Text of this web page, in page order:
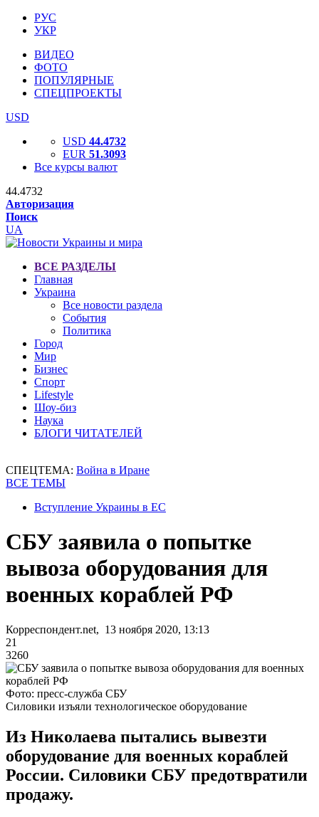
РУС
УКР
ВИДЕО
ФОТО
ПОПУЛЯРНЫЕ
СПЕЦПРОЕКТЫ
USD
USD 44.4732
EUR 51.3093
Все курсы валют
44.4732
Авторизация
Поиск
UA
ВСЕ РАЗДЕЛЫ
Главная
Украина
Все новости раздела
События
Политика
Город
Мир
Бизнес
Спорт
Lifestyle
Шоу-биз
Наука
БЛОГИ ЧИТАТЕЛЕЙ
СПЕЦТЕМА: Война в Иране
ВСЕ ТЕМЫ
Вступление Украины в ЕС
СБУ заявила о попытке
вывоза оборудования для
военных кораблей РФ
Корреспондент.net, 13 ноября 2020, 13:13
21
3260
Фото: пресс-служба СБУ
Силовики изъяли технологическое оборудование
Из Николаева пытались вывезти
оборудование для военных кораблей
России. Силовики СБУ предотвратили
продажу.